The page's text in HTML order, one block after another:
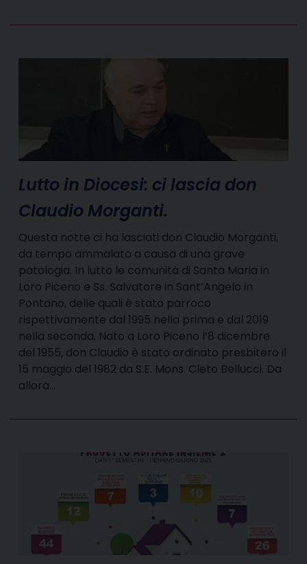
Lutto in Diocesi: ci lascia don
Claudio Morganti.
Questa notte ci ha lasciati don Claudio Morganti,
da tempo ammalato a causa di una grave
patologia. In lutto le comunità di Santa Maria in
Loro Piceno e Ss. Salvatore in Sant’Angelo in
Pontano, delle quali è stato parroco
rispettivamente dal 1995 nella prima e dal 2019
nella seconda. Nato a Loro Piceno l’8 dicembre
del 1955, don Claudio è stato ordinato presbitero il
15 maggio del 1982 da S.E. Mons. Cleto Bellucci. Da
allora…